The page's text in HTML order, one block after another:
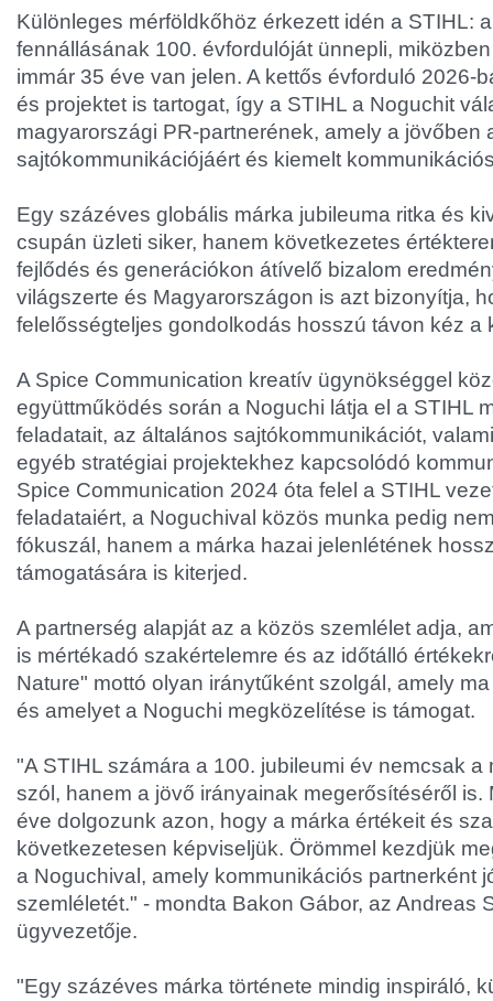
Különleges mérföldkőhöz érkezett idén a STIHL:
fennállásának 100. évfordulóját ünnepli,
immár 35 éve van jelen. A kettős évforduló 2026-
és projektet is tartogat, így a STIHL a Noguchit
magyarországi PR-partnerének, amely a jövőben
sajtókommunikációjáért és kiemelt
Egy százéves globális márka jubileuma ritka és
csupán üzleti siker, hanem következetes
fejlődés és generációkon átívelő bizalom
világszerte és Magyarországon is azt bizonyítja,
felelősségteljes gondolkodás hosszú távon kéz a
A Spice Communication kreatív ügynökséggel
együttműködés során a Noguchi látja el a STIHL
feladatait, az általános sajtókommunikációt,
egyéb stratégiai projektekhez kapcsolódó
Spice Communication 2024 óta felel a STIHL
feladataiért, a Noguchival közös munka pedig
fókuszál, hanem a márka hazai jelenlétének
támogatására is kiterjed.
A partnerség alapját az a közös szemlélet adja,
is mértékadó szakértelemre és az időtálló
Nature" mottó olyan iránytűként szolgál, amely
és amelyet a Noguchi megközelítése is támogat.
"A STIHL számára a 100. jubileumi év nemcsak a
szól, hanem a jövő irányainak megerősítéséről is.
éve dolgozunk azon, hogy a márka értékeit és
következetesen képviseljük. Örömmel kezdjük
a Noguchival, amely kommunikációs partnerként
szemléletét." - mondta Bakon Gábor, az Andreas
ügyvezetője.
"Egy százéves márka története mindig inspiráló,